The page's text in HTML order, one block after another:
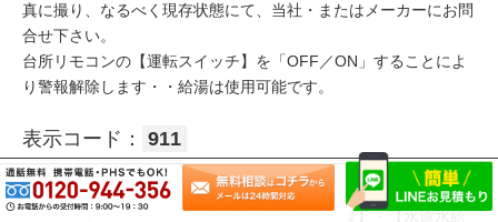
真に撮り、なるべく現存状態にて、当社・またはメーカーにお問
合せ下さい。
台所リモコンの【運転スイッチ】を「OFF／ON」することによ
り警報解除します・・給湯は使用可能です。
表示コード： 911
【原因】：給水温度高温検知による運転停止です
【対処法】：【ソーラ給水･水道水給水の逆配管】・【水道水給